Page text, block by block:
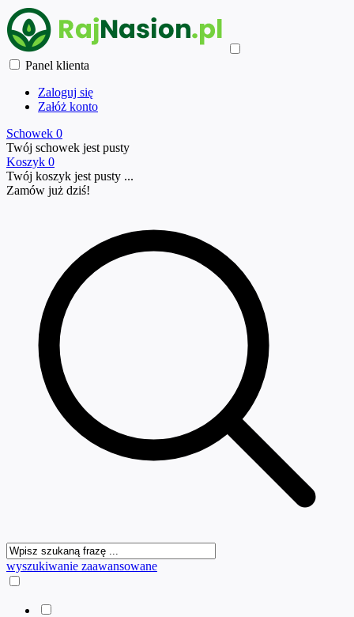
Panel klienta
Zaloguj się
Załóż konto
Schowek 0
Twój schowek jest pusty
Koszyk 0
Twój koszyk jest pusty ...
Zamów już dziś!
wyszukiwanie zaawansowane